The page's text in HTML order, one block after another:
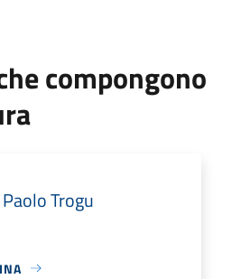
compongono
Paolo Trogu